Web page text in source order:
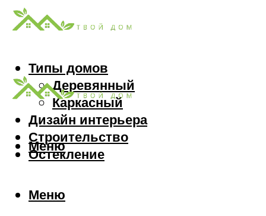
Типы домов
Деревянный
Каркасный
Дизайн интерьера
Строительство
Остекление
Меню
Меню